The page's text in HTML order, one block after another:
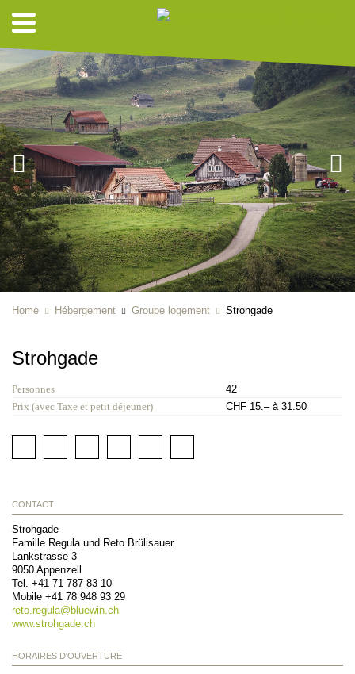
Home Hébergement Groupe logement Strohgade
Strohgade
Personnes
42
Prix (avec Taxe et petit déjeuner)
CHF 15.– à 31.50
CONTACT
Strohgade
Famille Regula und Reto Brülisauer
Lankstrasse 3
9050 Appenzell
Tel. +41 71 787 83 10
Mobile +41 78 948 93 29
reto.regula@ bluewin.ch
www.strohgade.ch
HORAIRES D'OUVERTURE